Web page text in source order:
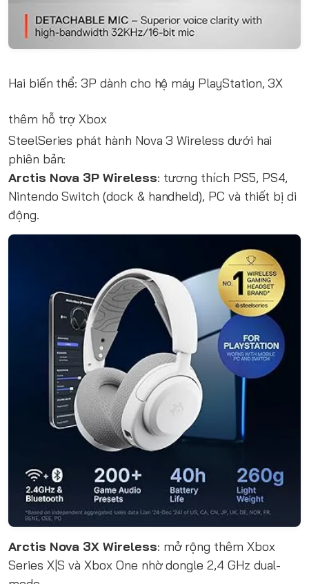
Hai biến thể: 3P dành cho hệ máy PlayStation, 3X
thêm hỗ trợ Xbox
SteelSeries phát hành Nova 3 Wireless dưới hai
phiên bản:
Arctis Nova 3P Wireless: tương thích PS5, PS4,
Nintendo Switch (dock & handheld), PC và thiết bị di
động.
Arctis Nova 3X Wireless: mở rộng thêm Xbox
Series X|S và Xbox One nhờ dongle 2,4 GHz dual-